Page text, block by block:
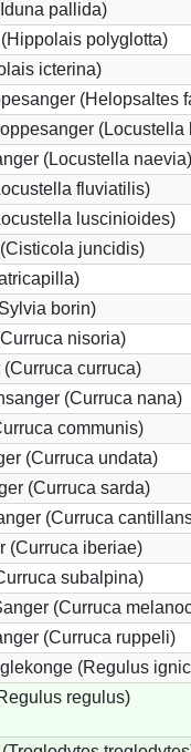
pallida)
polyglotta)
icterina)
(Helopsaltes
(Locustella
(Locustella naevia)
fluviatilis)
luscinioides)
juncidis)
borin)
nisoria)
curruca)
(Curruca nana)
communis)
(Curruca undata)
(Curruca sarda)
(Curruca
(Curruca iberiae)
subalpina)
(Curruca
(Curruca ruppeli)
(Regulus
regulus)